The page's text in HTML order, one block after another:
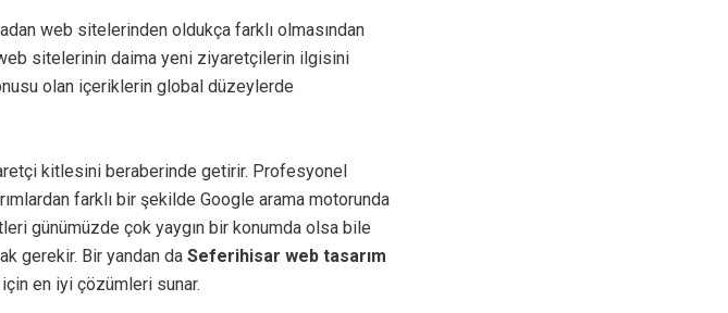
web sitelerinden oldukça farklı olmasından
web sitelerinin daima yeni ziyaretçilerin ilgisini
olan içeriklerin global düzeylerde
kitlesini beraberinde getirir. Profesyonel
farklı bir şekilde Google arama motorunda
günümüzde çok yaygın bir konumda olsa bile
gerekir. Bir yandan da Seferihisar web tasarım
en iyi çözümleri sunar.